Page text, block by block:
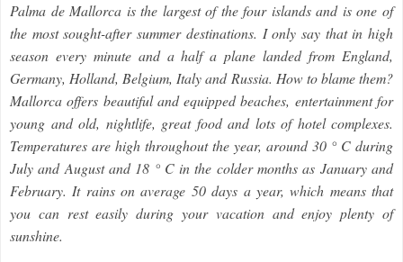
Palma de Mallorca is the largest of the four islands and is one of
the most sought-after summer destinations. I only say that in high
season every minute and a half a plane landed from England,
Germany, Holland, Belgium, Italy and Russia. How to blame them?
Mallorca offers beautiful and equipped beaches, entertainment for
young and old, nightlife, great food and lots of hotel complexes.
Temperatures are high throughout the year, around 30 ° C during
July and August and 18 ° C in the colder months as January and
February. It rains on average 50 days a year, which means that
you can rest easily during your vacation and enjoy plenty of
sunshine.